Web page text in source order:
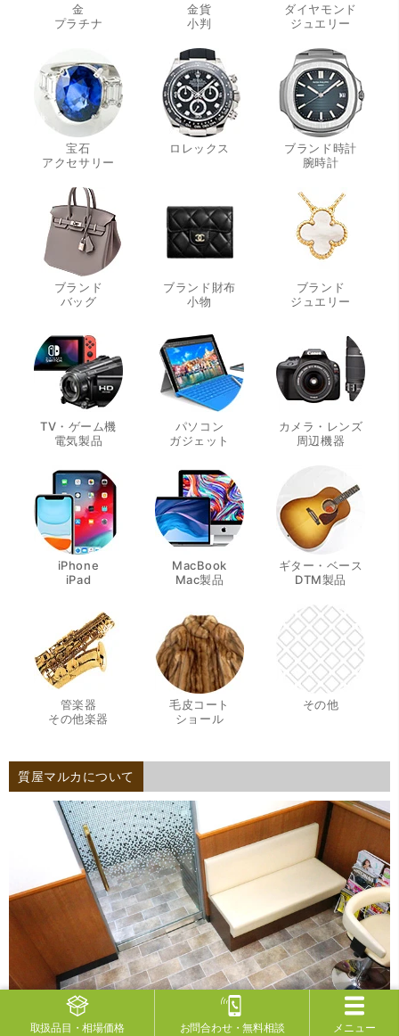
取扱品目 ・相場価格 お問合わせ・無料相談 メニュー
金
プラチナ
金貨
小判
ダイヤモンド
ジュエリー
宝石
アクセサリー
ロレックス
ブランド時計
腕時計
ブランド
バッグ
ブランド財布
小物
ブランド
ジュエリー
TV・ゲーム機
電気製品
パソコン
ガジェット
カメラ・レンズ
周辺機器
iPhone
iPad
MacBook
Mac製品
ギター・ベース
DTM製品
管楽器
その他楽器
毛皮コート
ショール
その他
質屋マルカについて
有限会社マルカ